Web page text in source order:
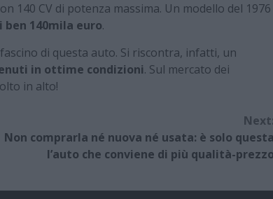
140 CV di potenza massima. Un modello del 1976
140mila euro.
di questa auto. Si riscontra, infatti, un
in ottime condizioni. Sul mercato dei
in alto!
Next:
Non comprarla né nuova né usata: è solo questa
l’auto che conviene di più qualità-prezzo